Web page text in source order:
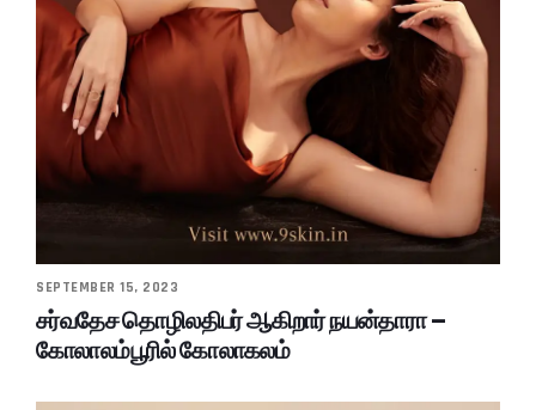
SEPTEMBER 15, 2023
சர்வதேச தொழிலதிபர் ஆகிறார் நயன்தாரா –
கோலாலம்பூரில் கோலாகலம்